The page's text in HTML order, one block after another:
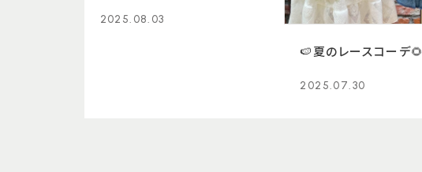
2025.08.03
🍉夏のレースコーデ🌻
2025.07.30